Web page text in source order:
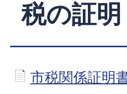
税の証明
市税関係証明